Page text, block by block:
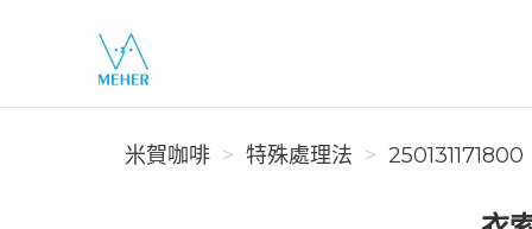
米賀咖啡
米賀咖啡
特殊處理法 250131171800